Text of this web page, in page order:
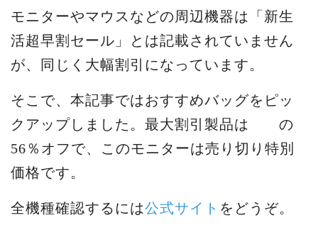
モニターやマウスなどの周辺機器は「新生
活超早割セール」とは記載されていません
が、同じく大幅割引になっています。
そこで、本記事ではおすすめバッグをピッ
クアップしました。最大割引製品は の
56％オフで、このモニターは売り切り特別
価格です。
全機種確認するには公式サイト をどうぞ。